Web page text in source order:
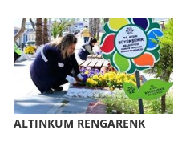
AL­TIN­KUM REN­GA­RENK